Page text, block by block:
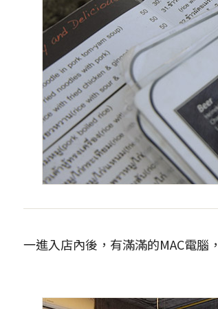
一進入店內後，有滿滿的MAC電腦